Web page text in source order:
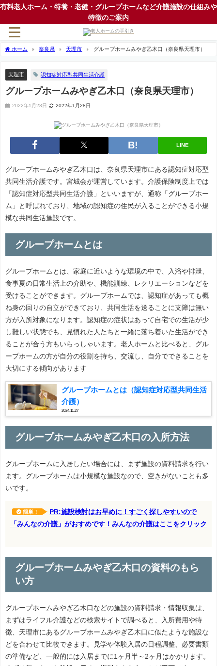
有料老人ホーム・特養・老健・グループホームなど介護施設の仕組みや
特徴のご案内
ホーム 奈良県 天理市 グループホームみやぎ乙木口（奈良県天理市）
天理市 認知症対応型共同生活介護
グループホームみやぎ乙木口（奈良県天理市）
2022年1月28日 2022年1月28日
LINE
グループホームみやぎ乙木口は、奈良県天理市にある認知症対応型
共同生活介護です。宮城会が運営しています。介護保険制度上では
「認知症対応型共同生活介護」といいますが、通称「グループホー
ム」と呼ばれており、地域の認知症の住民が入ることができる小規
模な共同生活施設です。
グループホームとは
グループホームとは、家庭に近いような環境の中で、入浴や排泄、
食事夏の日常生活上の介助や、機能訓練、レクリエーションなどを
受けることができます。グループホームでは、認知症があっても概
ね身の回りの自立ができており、共同生活を送ることに支障は無い
方が入所対象になります。認知症の症状はあって自宅での生活が少
し難しい状態でも、見慣れた人たちと一緒に落ち着いた生活ができ
ることが合う方もいらっしゃいます。老人ホームと比べると、グル
ープホームの方が自分の役割を持ち、交流し、自分でできることを
大切にする傾向があります
グループホームとは（認知症対応型共同生活
介護）
2024.11.27
グループホームみやぎ乙木口の入所方法
グループホームに入居したい場合には、まず施設の資料請求を行い
ます。グループホームは小規模な施設なので、空きがないことも多
いです。
簡単！
PR:施設検討はお早めに！すごく探しやすいので
「みんなの介護」がおすめです！みんなの介護はここをクリック
グループホームみやぎ乙木口の資料のもら
い方
グループホームみやぎ乙木口などの施設の資料請求・情報収集は、
まずはライフル介護などの検索サイトで調べると、入所費用や特
徴、天理市にあるグループホームみやぎ乙木口に似たような施設な
どを合わせて比較できます。見学や体験入居の日程調整、必要書類
の準備など、一般的には入居までに1ヶ月半～2ヶ月はかかります。